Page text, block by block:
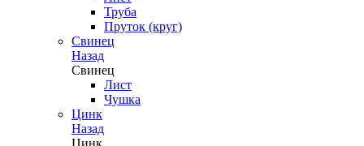
Труба
Пруток (круг)
Свинец
Назад
Свинец
Лист
Чушка
Цинк
Назад
Цинк